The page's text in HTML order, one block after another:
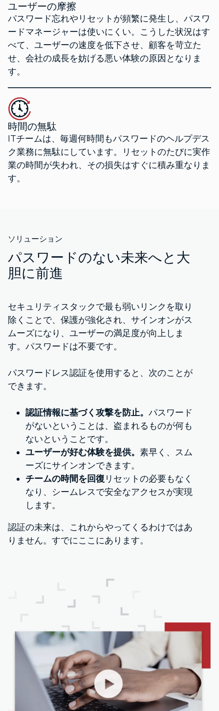
ユーザーの摩擦
パスワード忘れやリセットが頻繁に発生し、パスワ
ードマネージャーは使いにくい。こうした状況はす
べて、ユーザーの速度を低下させ、顧客を苛立た
せ、会社の成長を妨げる悪い体験の原因となりま
す。
時間の無駄
ITチームは、毎週何時間もパスワードのヘルプデス
ク業務に無駄にしています。リセットのたびに実作
業の時間が失われ、その損失はすぐに積み重なりま
す。
ソリューション
パスワードのない未来へと大
胆に前進
セキュリティスタックで最も弱いリンクを取り
除くことで、保護が強化され、サインオンがス
ムーズになり、ユーザーの満足度が向上しま
す。パスワードは不要です。
パスワードレス認証を使用すると、次のことが
できます。
認証情報に基づく攻撃を防止。 パスワード
がないということは、盗まれるものが何も
ないということです。
ユーザーが好む体験を提供。 素早く、スム
ーズにサインオンできます。
チームの時間を回復 リセットの必要もなく
なり、シームレスで安全なアクセスが実現
します。
認証の未来は、これからやってくるわけではあ
りません。すでにここにあります。